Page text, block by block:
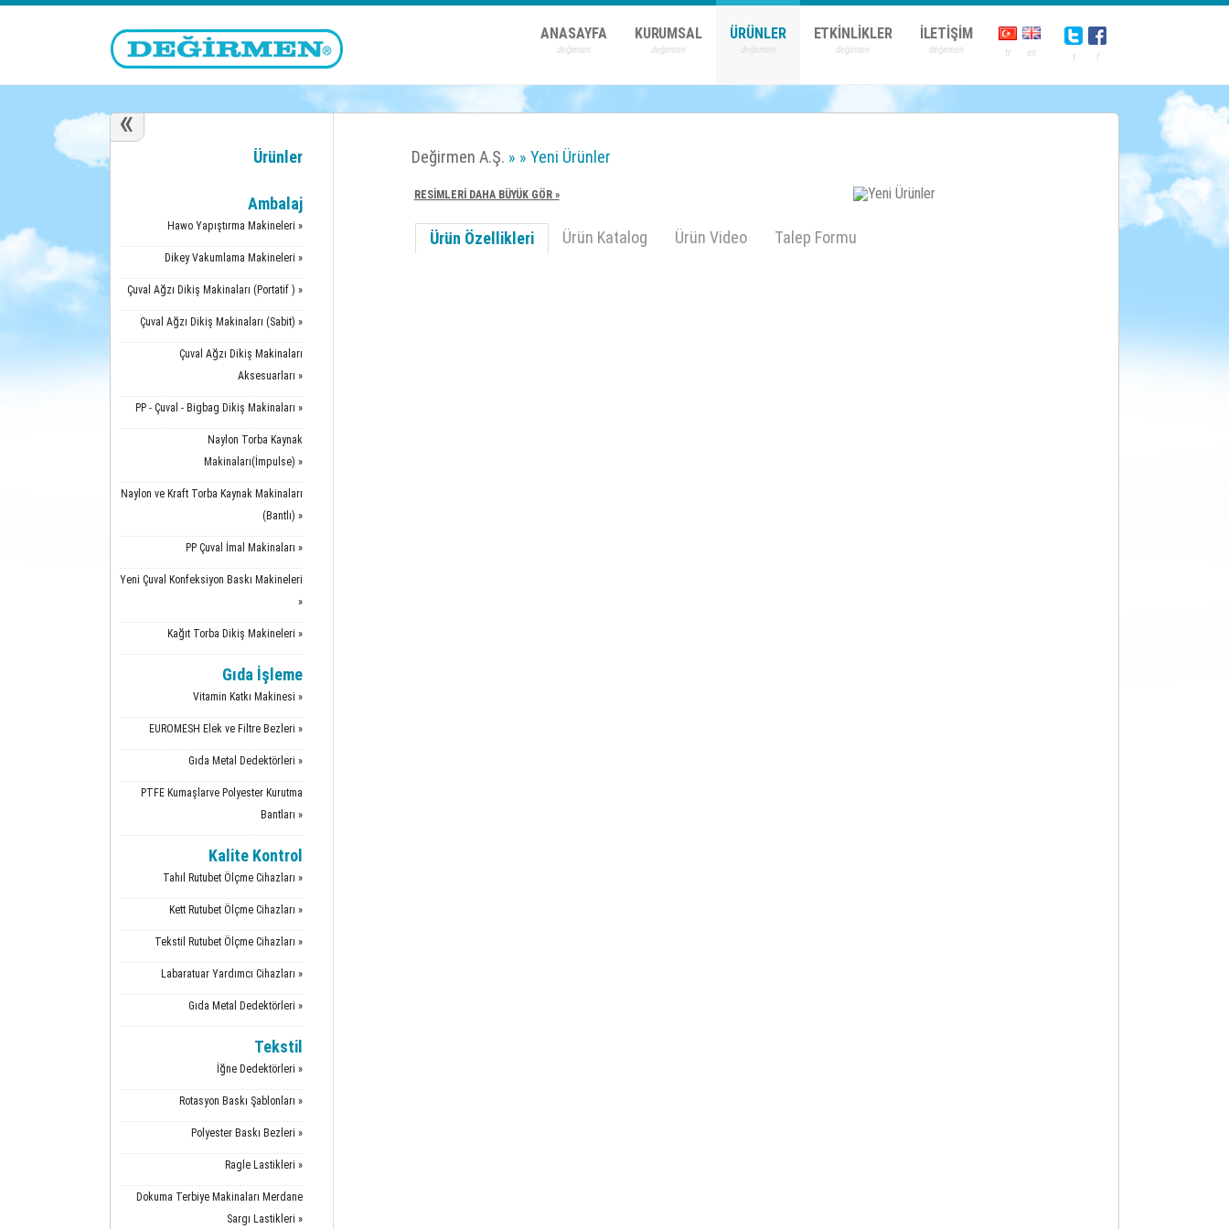
ANASAYFA KURUMSAL ÜRÜNLER ETKİNLİKLER İLETİŞİM
«
Ürünler
Ambalaj
Hawo Yapıştırma Makineleri »
Dikey Vakumlama Makineleri »
Çuval Ağzı Dikiş Makinaları (Portatif ) »
Çuval Ağzı Dikiş Makinaları (Sabit) »
Çuval Ağzı Dikiş Makinaları
Aksesuarları »
PP - Çuval - Bigbag Dikiş Makinaları »
Naylon Torba Kaynak
Makinaları(İmpulse) »
Naylon ve Kraft Torba Kaynak Makinaları
(Bantlı) »
PP Çuval İmal Makinaları »
Yeni Çuval Konfeksiyon Baskı Makineleri
»
Kağıt Torba Dikiş Makineleri »
Gıda İşleme
Vitamin Katkı Makinesi »
EUROMESH Elek ve Filtre Bezleri »
Gıda Metal Dedektörleri »
PTFE Kumaşlarve Polyester Kurutma
Bantları »
Kalite Kontrol
Tahıl Rutubet Ölçme Cihazları »
Kett Rutubet Ölçme Cihazları »
Tekstil Rutubet Ölçme Cihazları »
Labaratuar Yardımcı Cihazları »
Gıda Metal Dedektörleri »
Tekstil
İğne Dedektörleri »
Rotasyon Baskı Şablonları »
Polyester Baskı Bezleri »
Ragle Lastikleri »
Dokuma Terbiye Makinaları Merdane
Sargı Lastikleri »
Değirmen A.Ş. » » Yeni Ürünler
RESİMLERİ DAHA BÜYÜK GÖR »
Ürün Özellikleri Ürün Katalog Ürün Video Talep Formu